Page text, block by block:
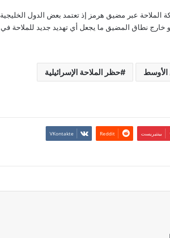
الملاحة عبر مضيق هرمز إذ تعتمد بعض الدول الخليجية
خارج نطاق المضيق ما يجعل أي تهديد جديد للملاحة في
حظر الملاحة الإسرائيلية
بينتيريست